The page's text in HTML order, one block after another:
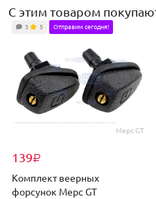
С этим товаром
Мерс GT
139₽
3 5 Отправим сегодня!
Комплект веерных
форсунок Мерс GT